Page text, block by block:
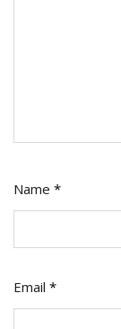
Name *
Email *